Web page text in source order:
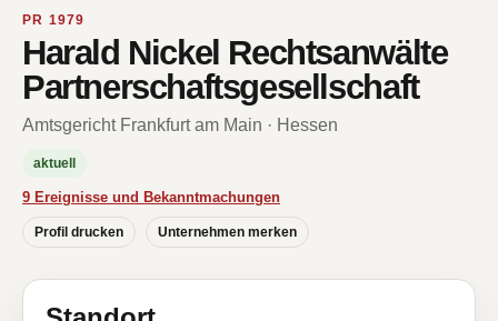
PR 1979
Harald Nickel Rechtsanwälte
Partnerschaftsgesellschaft
Amtsgericht Frankfurt am Main · Hessen
aktuell
9 Ereignisse und Bekanntmachungen
Profil drucken Unternehmen merken